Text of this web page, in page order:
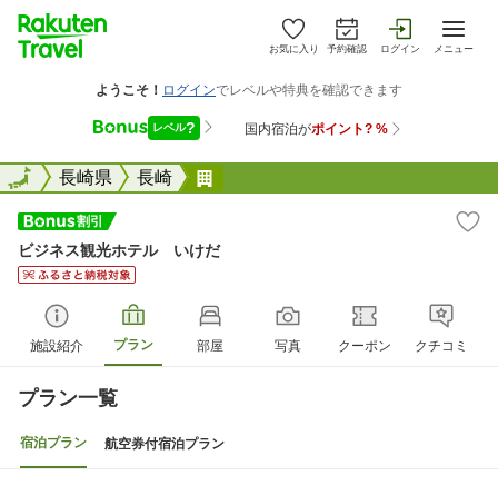
お気に入り 予約確認 ログイン メニュー
全国長崎県 長崎
全国
ビジネス観光ホテル いけだ
施設紹介 プラン 部屋 写真 クーポン クチコミ
プラン一覧
宿泊プラン 航空券付宿泊プラン